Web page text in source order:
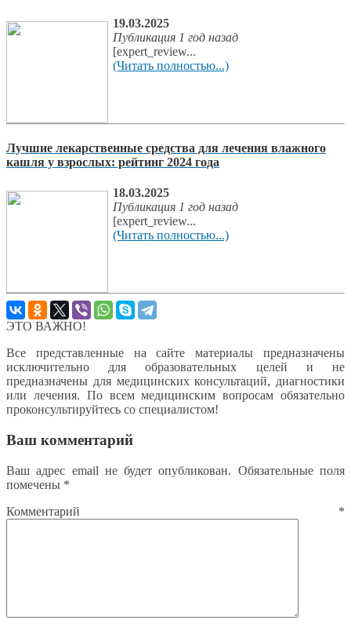
19.03.2025
Публикация 1 год назад
[expert_review...
(Читать полностью...)
Лучшие лекарственные средства для лечения влажного
кашля у взрослых: рейтинг 2024 года
18.03.2025
Публикация 1 год назад
[expert_review...
(Читать полностью...)
ЭТО ВАЖНО!
Все представленные на сайте материалы предназначены
исключительно для образовательных целей и не
предназначены для медицинских консультаций, диагностики
или лечения. По всем медицинским вопросам обязательно
проконсультируйтесь со специалистом!
Ваш комментарий
Ваш адрес email не будет опубликован. Обязательные поля
помечены *
Комментарий *